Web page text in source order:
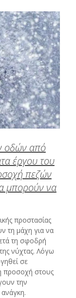
οδών από
έργου του
πεζών
μπορούν να
προστασίας
τη μάχη για να
τη σφοδρή
νύχτας. Λόγω
σε
προσοχή στους
την